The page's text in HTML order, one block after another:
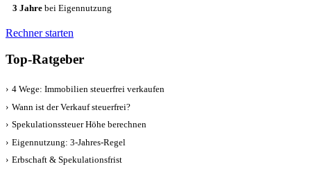
3 Jahre bei Eigennutzung
Rechner starten
Top-Ratgeber
› 4 Wege: Immobilien steuerfrei verkaufen
› Wann ist der Verkauf steuerfrei?
› Spekulationssteuer Höhe berechnen
› Eigennutzung: 3-Jahres-Regel
› Erbschaft & Spekulationsfrist